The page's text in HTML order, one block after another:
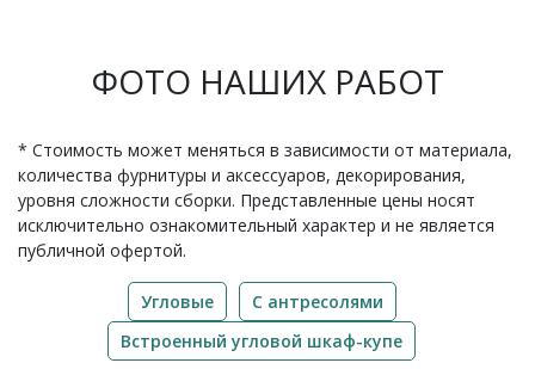
ФОТО НАШИХ РАБОТ
* Стоимость может меняться в зависимости от материала,
количества фурнитуры и аксессуаров, декорирования,
уровня сложности сборки. Представленные цены носят
исключительно ознакомительный характер и не является
публичной офертой.
Угловые
С антресолями
Встроенный угловой шкаф-купе